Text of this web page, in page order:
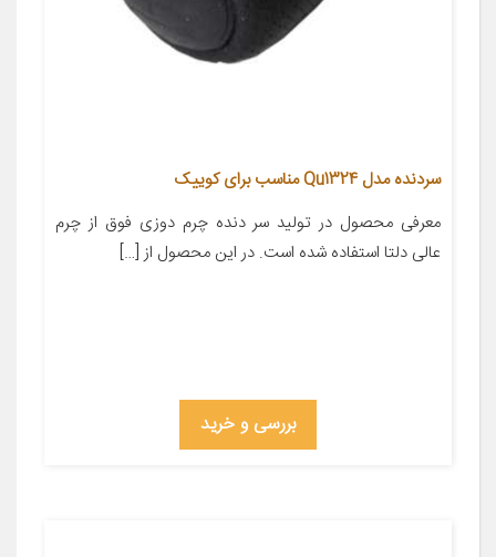
سردنده مدل Qu1324 مناسب برای کوییک
معرفی محصول در تولید سر دنده چرم دوزی فوق از چرم
عالی دلتا استفاده شده است. در این محصول از […]
بررسی و خرید